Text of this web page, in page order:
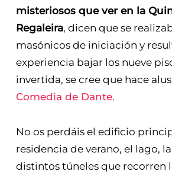
misteriosos que ver en la
Regaleira, dicen que se
masónicos de iniciación y
experiencia bajar los nueve
invertida, se cree que hace
Comedia de Dante.
No os perdáis el edificio
residencia de verano, el lago,
distintos túneles que recorren